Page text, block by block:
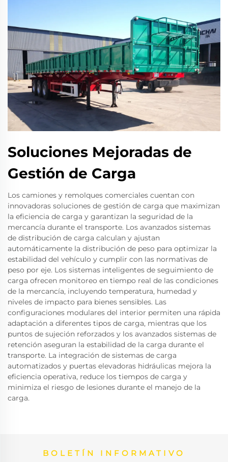
Soluciones Mejoradas de
Gestión de Carga
Los camiones y remolques comerciales cuentan con
innovadoras soluciones de gestión de carga que maximizan
la eficiencia de carga y garantizan la seguridad de la
mercancía durante el transporte. Los avanzados sistemas
de distribución de carga calculan y ajustan
automáticamente la distribución de peso para optimizar la
estabilidad del vehículo y cumplir con las normativas de
peso por eje. Los sistemas inteligentes de seguimiento de
carga ofrecen monitoreo en tiempo real de las condiciones
de la mercancía, incluyendo temperatura, humedad y
niveles de impacto para bienes sensibles. Las
configuraciones modulares del interior permiten una rápida
adaptación a diferentes tipos de carga, mientras que los
puntos de sujeción reforzados y los avanzados sistemas de
retención aseguran la estabilidad de la carga durante el
transporte. La integración de sistemas de carga
automatizados y puertas elevadoras hidráulicas mejora la
eficiencia operativa, reduce los tiempos de carga y
minimiza el riesgo de lesiones durante el manejo de la
carga.
BOLETÍN INFORMATIVO